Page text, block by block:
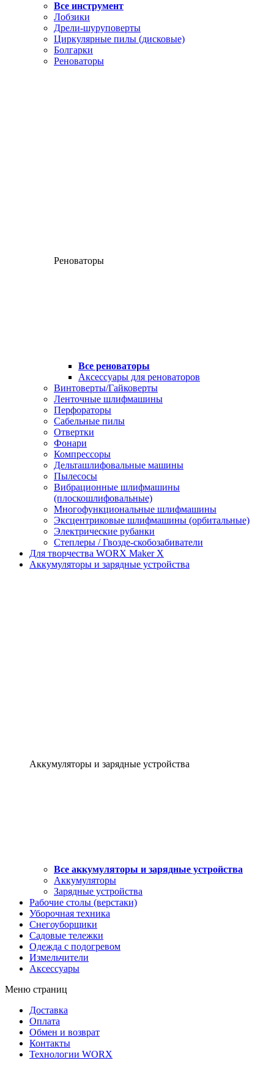
Все инструмент
Лобзики
Дрели-шуруповерты
Циркулярные пилы (дисковые)
Болгарки
Реноваторы
Реноваторы
Все реноваторы
Аксессуары для реноваторов
Винтоверты/Гайковерты
Ленточные шлифмашины
Перфораторы
Сабельные пилы
Отвертки
Фонари
Компрессоры
Дельташлифовальные машины
Пылесосы
Вибрационные шлифмашины
(плоскошлифовальные)
Многофункциональные шлифмашины
Эксцентриковые шлифмашины (орбитальные)
Электрические рубанки
Степлеры / Гвозде-скобозабиватели
Для творчества WORX Maker X
Аккумуляторы и зарядные устройства
Аккумуляторы и зарядные устройства
Все аккумуляторы и зарядные устройства
Аккумуляторы
Зарядные устройства
Рабочие столы (верстаки)
Уборочная техника
Снегоуборщики
Садовые тележки
Одежда с подогревом
Измельчители
Аксессуары
Меню страниц
Доставка
Оплата
Обмен и возврат
Контакты
Технологии WORX